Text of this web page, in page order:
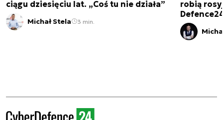
ciągu dziesięciu lat. „Coś tu nie działa”
Michał Stela 3 min.
robią